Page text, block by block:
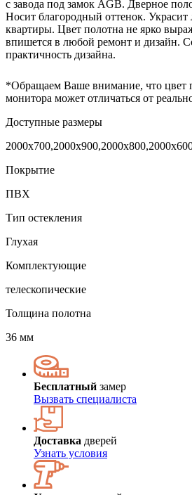
с завода под замок AGB. Дверное
Носит благородный оттенок.
квартиры. Цвет полотна не ярко
впишется в любой ремонт и дизайн.
практичность дизайна.
*Обращаем Ваше внимание, что цвет
монитора может отличаться от
Доступные размеры
Покрытие
ПВХ
Тип остекления
Глухая
Комплектующие
телескопические
Толщина полотна
36 мм
Бесплатный замер
Вызвать специалиста
Доставка дверей
Узнать условия